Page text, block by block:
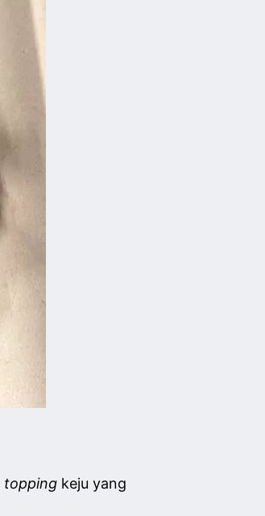
toppingkeju yang